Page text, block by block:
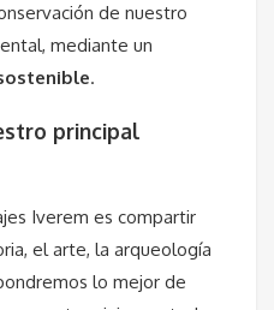
de nuestro
mediante un
.
principal
Iverem es compartir
el arte, la arqueología
lo mejor de